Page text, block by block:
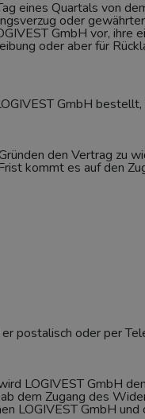
eines Quartals von
oder
GmbH vor,
oder aber für
GmbH
den Vertrag zu
kommt es auf den
postalisch oder per
LOGIVEST GmbH
dem Zugang des
LOGIVEST GmbH